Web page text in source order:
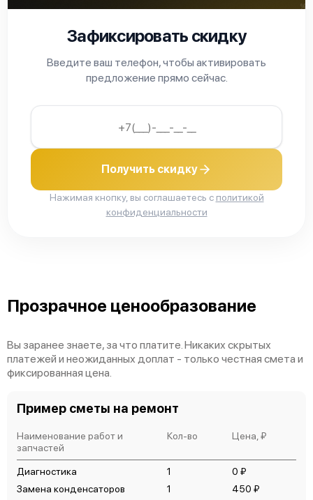
Fluke 190-504/S
Зафиксировать скидку
Введите ваш телефон, чтобы активировать
предложение прямо сейчас.
Получить скидку
Нажимая кнопку, вы соглашаетесь с политикой
конфиденциальности
Прозрачное ценообразование
Вы заранее знаете, за что платите. Никаких скрытых
платежей и неожиданных доплат - только честная смета и
фиксированная цена.
Пример сметы на ремонт
Наименование работ и
запчастей
Кол-во Цена, ₽
Диагностика 1
0 ₽
Замена конденсаторов
1
450 ₽